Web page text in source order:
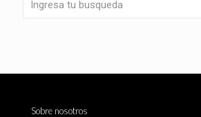
Sobre nosotros